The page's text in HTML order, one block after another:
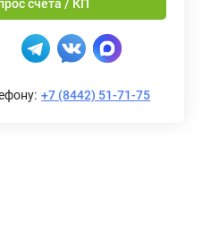
счета / КП
+7 (8442) 51-71-75